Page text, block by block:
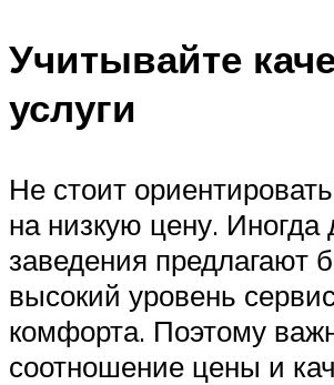
Учитывайте
услуги
Не стоит
на низкую цену. Иногда
заведения предлагают
высокий уровень
комфорта. Поэтому
соотношение цены и